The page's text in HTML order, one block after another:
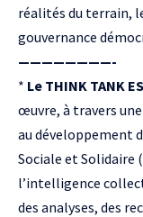
réalités du terrain,
gouvernance
————————-
* Le THINK TANK
œuvre, à travers
au développement
Sociale et Solidaire
l’intelligence
des analyses, des